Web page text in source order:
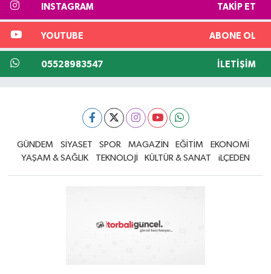
INSTAGRAM TAKIP ET
YOUTUBE ABONE OL
05528983547 İLETIŞIM
GÜNDEM SİYASET SPOR MAGAZİN EĞİTİM
EKONOMİ
YAŞAM & SAĞLIK
TEKNOLOJİ KÜLTÜR & SANAT iLÇEDEN